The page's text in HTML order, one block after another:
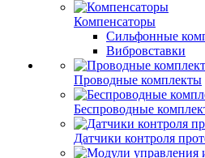
Компенсаторы
Сильфонные
Вибровставки
Проводные комплекты
Беспроводные
Датчики контроля